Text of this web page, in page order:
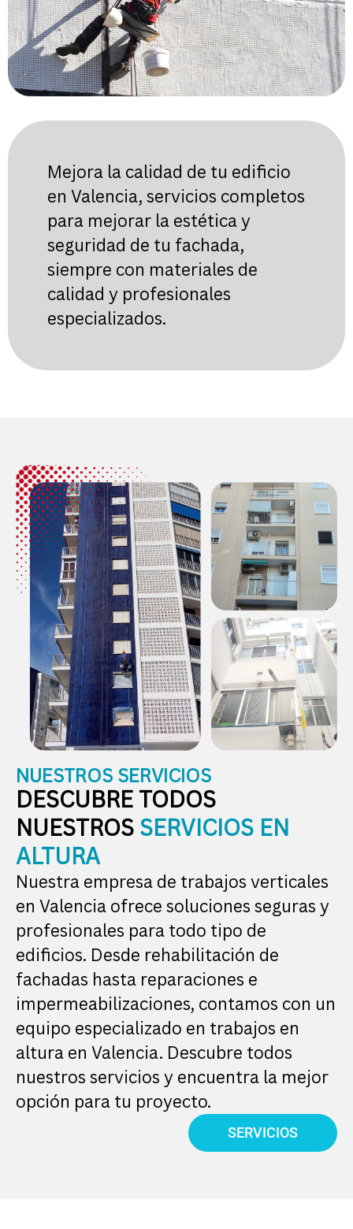
Mejora la calidad de tu edificio
en Valencia, servicios completos
para mejorar la estética y
seguridad de tu fachada,
siempre con materiales de
calidad y profesionales
especializados.
NUESTROS SERVICIOS
DESCUBRE TODOS
NUESTROS SERVICIOS EN
ALTURA
Nuestra empresa de trabajos verticales
en Valencia ofrece soluciones seguras y
profesionales para todo tipo de
edificios. Desde rehabilitación de
fachadas hasta reparaciones e
impermeabilizaciones, contamos con un
equipo especializado en trabajos en
altura en Valencia. Descubre todos
nuestros servicios y encuentra la mejor
opción para tu proyecto.
SERVICIOS